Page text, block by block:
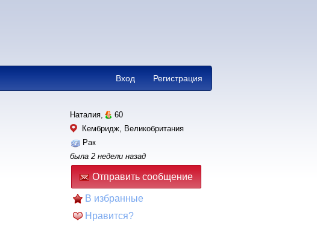
Регистрация
Вход
Наталия,
60
Кембридж, Великобритания
Рак
была 2 недели назад
Отправить сообщение
В избранные
Нравится?